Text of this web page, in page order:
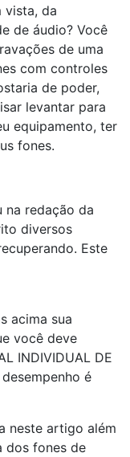
vista, da
de áudio? Você
de uma
com controles
de poder,
levantar para
equipamento, ter
fones.
na redação da
diversos
Este
acima sua
você deve
INDIVIDUAL DE
é
neste artigo além
dos fones de